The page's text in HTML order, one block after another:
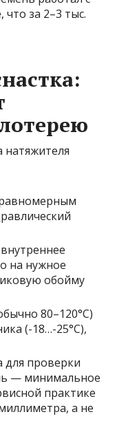
за 2–3 тыс.
равномерным
на нужное
обойму
80–120°C)
(-18…-25°C),
для проверки
— минимальное
практике
а не